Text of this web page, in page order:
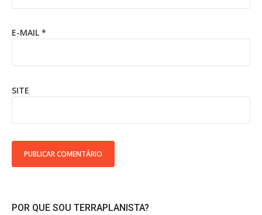
E-MAIL *
SITE
POR QUE SOU TERRAPLANISTA?